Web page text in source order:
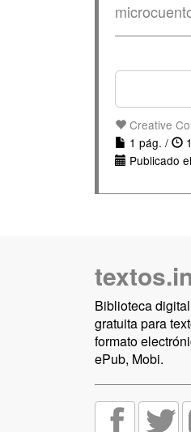
Creative
1 pág. /
Publicado el
Biblioteca
gratuita para
formato
ePub, Mobi.